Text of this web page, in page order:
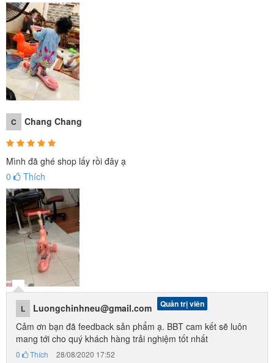
C Chang Chang
Mình đã ghé shop lấy rồi đây ạ
0
Thích
L Luongchinhneu@gmail.com Quản trị viên
Cảm ơn bạn đã feedback sản phẩm ạ. BBT cam kết sẽ luôn
mang tới cho quý khách hàng trải nghiệm tốt nhất
0 Thích 28/08/2020 17:52